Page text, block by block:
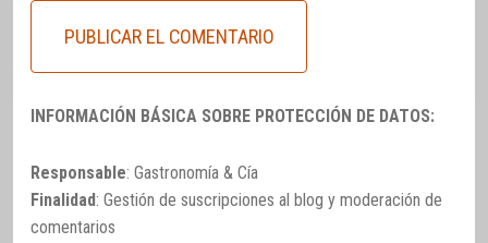
INFORMACIÓN BÁSICA SOBRE PROTECCIÓN DE DATOS:
Responsable: Gastronomía & Cía
Finalidad: Gestión de suscripciones al blog y moderación de
comentarios